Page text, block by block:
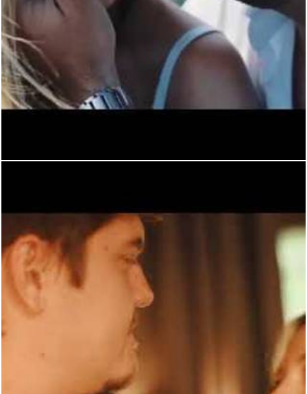
1474